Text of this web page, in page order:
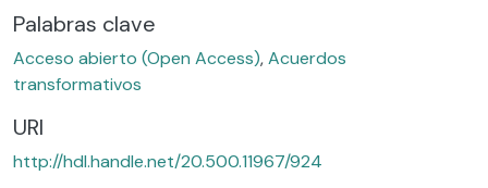
Palabras clave
Acceso abierto (Open Access),Acuerdos
transformativos
URI
http://hdl.handle.net/20.500.11967/924